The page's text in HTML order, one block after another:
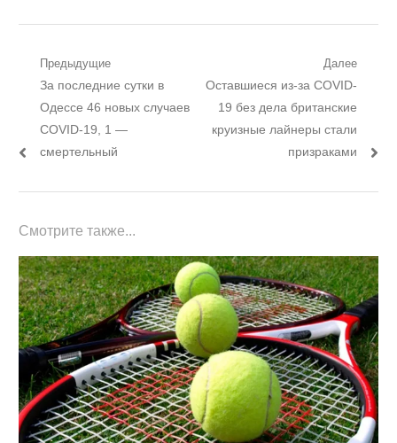
Навигация
по
записям
Предыдущие
Предыдущий
пост:
За последние сутки в
Одессе 46 новых случаев
COVID-19, 1 —
смертельный
Далее
Следующий
пост:
Оставшиеся из-за COVID-
19 без дела британские
круизные лайнеры стали
призраками
Смотрите также...